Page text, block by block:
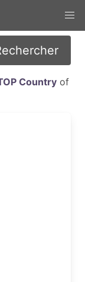
Countryof